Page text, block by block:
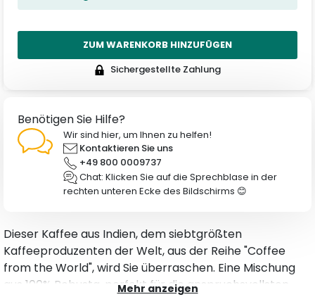
ZUM WARENKORB HINZUFÜGEN
Sichergestellte Zahlung
Benötigen Sie Hilfe?
Wir sind hier, um Ihnen zu helfen!
Kontaktieren Sie uns
+49 800 0009737
Chat: Klicken Sie auf die Sprechblase in der
rechten unteren Ecke des Bildschirms 😊
Dieser Kaffee aus Indien, dem siebtgrößten
Kaffeeproduzenten der Welt, aus der Reihe "Coffee
from the World", wird Sie überraschen. Eine Mischung
aus 100% Robusta, perfekt für die anspruchsvollsten
Mehr anzeigen